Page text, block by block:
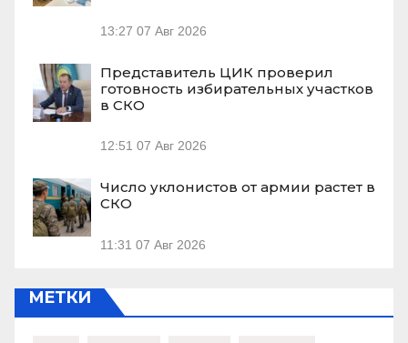
13:27 07 Авг 2026
Представитель ЦИК проверил
готовность избирательных участков
в СКО
12:51 07 Авг 2026
Число уклонистов от армии растет в
СКО
11:31 07 Авг 2026
МЕТКИ